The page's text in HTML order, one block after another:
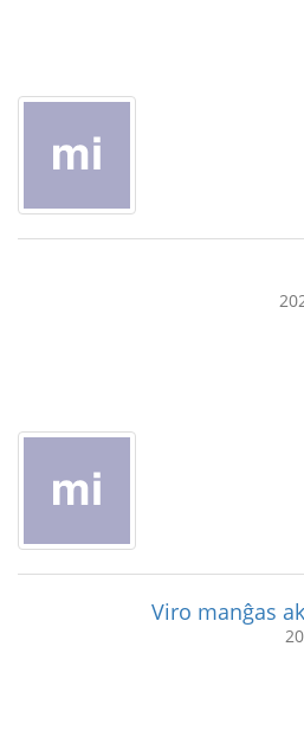
Viro manĝas